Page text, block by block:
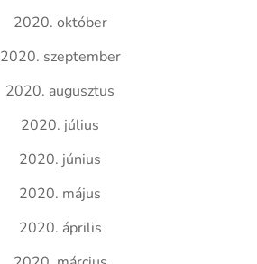
2020. október
2020. szeptember
2020. augusztus
2020. július
2020. június
2020. május
2020. április